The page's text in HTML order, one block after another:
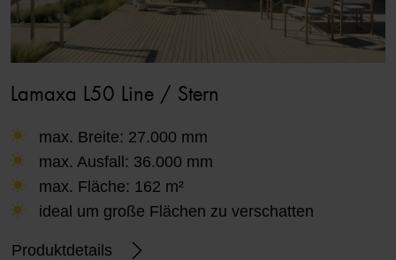
Lamaxa L50 Line / Stern
max. Breite: 27.000 mm
max. Ausfall: 36.000 mm
max. Fläche: 162 m²
ideal um große Flächen zu verschatten
Produktdetails